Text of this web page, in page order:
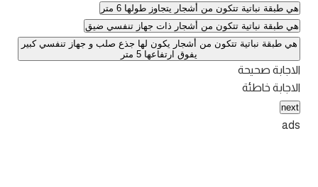
هي طبقة نباتية تتكون من أشجار يتجاوز طولها 6 متر
هي طبقة نباتية تتكون من أشجار ذات جهاز تنفسي ضيق
هي طبقة نباتية تتكون من أشجار يكون لها جذع صلب و جهاز تنفسي كبير
يفوق ارتفاعها 5 متر
الاجابة صحيحة
الاجابة خاطئة
next
ads